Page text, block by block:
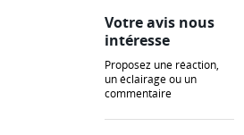
Votre avis nous
intéresse
Proposez une réaction,
un éclairage ou un
commentaire